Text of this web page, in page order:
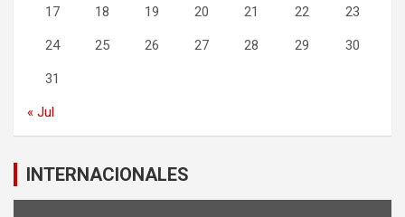
17 18 19 20 21 22 23
24 25 26 27 28 29 30
31
« Jul
INTERNACIONALES